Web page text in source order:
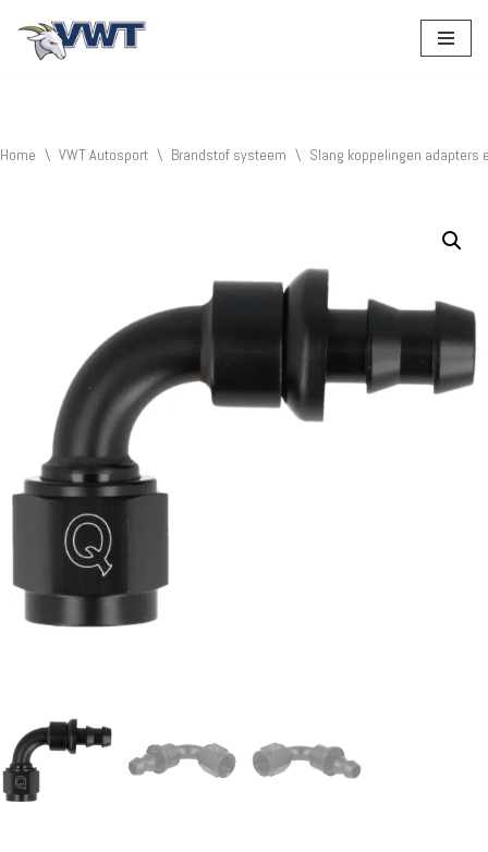
Home \ VWT Autosport \ Brandstof systeem \ Slang koppelingen adapters